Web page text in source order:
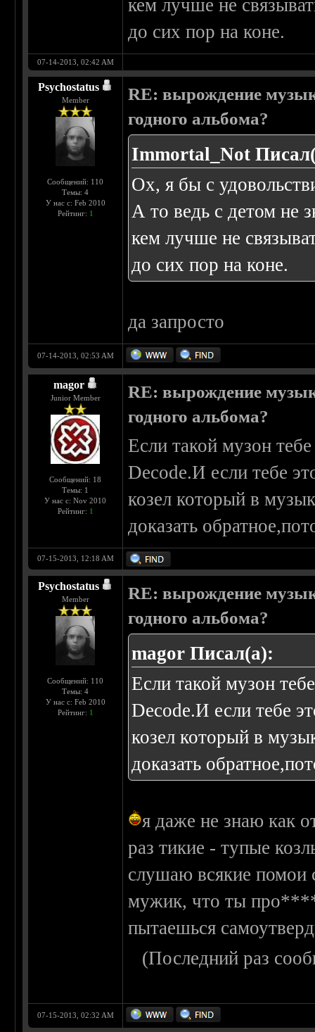
кем лучше не
до сих пор на коне.
07-14-2013, 02:42 AM
Psychostatus
Member
Сообщений: 110
Темы: 4
У нас с: Feb 2010
Рейтинг: 1
RE: вырождение
годного альбома?
Immortal_Not
Ох, я бы с
А то ведь с детом не
кем лучше не
до сих пор на коне.
да запросто
07-14-2013, 02:53 AM
magor
Junior Member
Сообщений: 18
Темы: 1
У нас с: Nov 2010
Рейтинг: 1
RE: вырождение
годного альбома?
Если такой музон
Decode.И если тебе
козел который в
доказать
07-15-2013, 12:18 AM
Psychostatus
Member
Сообщений: 110
Темы: 4
У нас с: Feb 2010
Рейтинг: 1
RE: вырождение
годного альбома?
magor Писал(а):
Если такой музон
Decode.И если тебе
козел который в
доказать
я даже не знаю как
раз тикие - тупые
слушаю всякие помои
мужик, что ты
пытаешься
(Последний раз
07-15-2013, 02:32 AM